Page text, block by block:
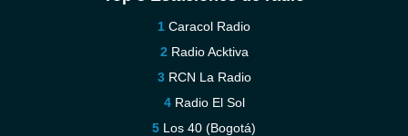
Caracol Radio
Radio Acktiva
RCN La Radio
Radio El Sol
Los 40 (Bogotá)